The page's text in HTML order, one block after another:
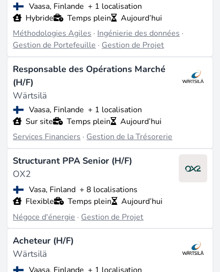
Vaasa, Finlande + 1 localisation
Hybride
Temps plein
Aujourd’hui
Méthodologies Agiles · Ingénierie des données ·
Gestion de Portefeuille · Gestion de Projet
Responsable des Opérations Marché
(H/F)
Wärtsilä
Vaasa, Finlande + 1 localisation
Sur site
Temps plein
Aujourd’hui
Services Financiers · Gestion de la Trésorerie
Structurant PPA Senior (H/F)
OX2
Vasa, Finland + 8 localisations
Flexible
Temps plein
Aujourd’hui
Négoce d'énergie · Gestion de Projet
Acheteur (H/F)
Wärtsilä